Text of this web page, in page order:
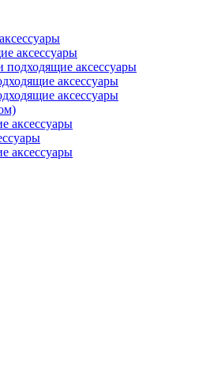
аксессуары
аксессуары
аксессуары
аксессуары
аксессуары
аксессуары